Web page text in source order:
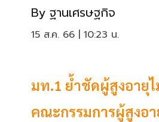
By ฐานเศรษฐกิจ
15 ส.ค. 66 | 10:23 น.
มท.1 ย้ำชัดผู้สูงอายุไ
คณะกรรมการผู้สูงอ